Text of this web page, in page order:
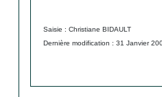
Saisie : Christiane BIDAULT
Dernière modification : 31 Janvier